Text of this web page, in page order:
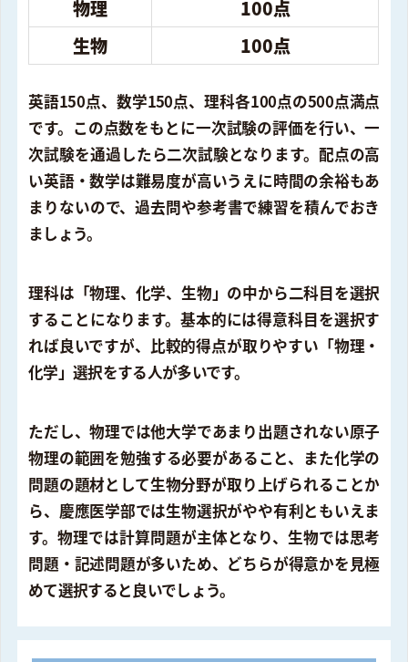
物理
100点
生物
100点
英語150点、数学150点、理科各100点の500点満点
です。この点数をもとに一次試験の評価を行い、一
次試験を通過したら二次試験となります。配点の高
い英語・数学は難易度が高いうえに時間の余裕もあ
まりないので、過去問や参考書で練習を積んでおき
ましょう。
理科は「物理、化学、生物」の中から二科目を選択
することになります。基本的には得意科目を選択す
れば良いですが、比較的得点が取りやすい「物理・
化学」選択をする人が多いです。
ただし、物理では他大学であまり出題されない原子
物理の範囲を勉強する必要があること、また化学の
問題の題材として生物分野が取り上げられることか
ら、慶應医学部では生物選択がやや有利ともいえま
す。物理では計算問題が主体となり、生物では思考
問題・記述問題が多いため、どちらが得意かを見極
めて選択すると良いでしょう。